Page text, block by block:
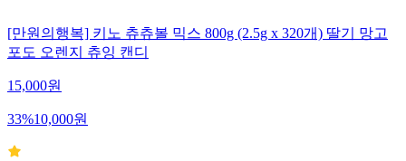
[만원의행복] 키노 츄츄볼 믹스 800g (2.5g x 320개) 딸기 망고
포도 오렌지 츄잉 캔디
15,000원
33%10,000원